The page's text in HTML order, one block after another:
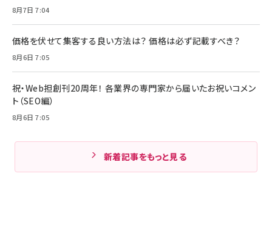
8月7日 7:04
価格を伏せて集客する良い方法は？ 価格は必ず記載すべき？
8月6日 7:05
祝・Web担創刊20周年！ 各業界の専門家から届いたお祝いコメン
ト（SEO編）
8月6日 7:05
新着記事をもっと見る